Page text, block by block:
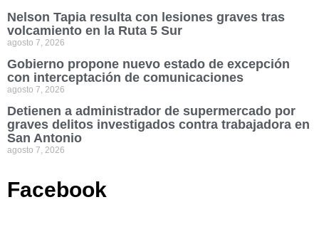
Nelson Tapia resulta con lesiones graves tras
volcamiento en la Ruta 5 Sur
agosto 7, 2026
Gobierno propone nuevo estado de excepción
con interceptación de comunicaciones
agosto 7, 2026
Detienen a administrador de supermercado por
graves delitos investigados contra trabajadora en
San Antonio
agosto 7, 2026
Facebook